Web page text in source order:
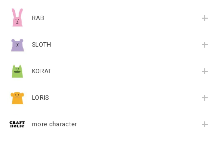
RAB
SLOTH
KORAT
LORIS
more character